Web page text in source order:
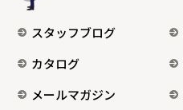
スタッフブログ
カタログ
メールマガジン